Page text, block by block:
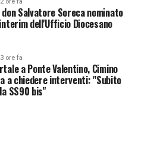
don Salvatore Soreca nominato
dell'Ufficio Diocesano
ore fa
a Ponte Valentino, Cimino
a chiedere interventi: "Subito
SS90 bis"